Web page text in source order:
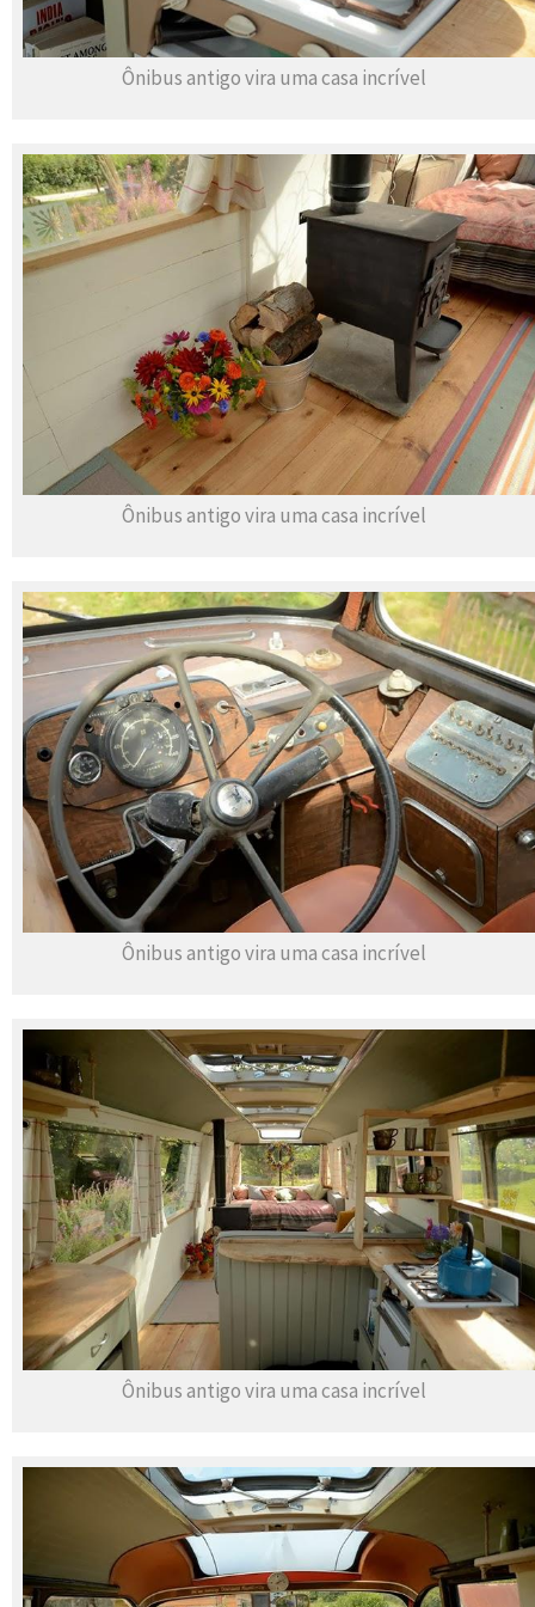
Ônibus antigo vira uma casa incrível
Ônibus antigo vira uma casa incrível
Ônibus antigo vira uma casa incrível
Ônibus antigo vira uma casa incrível